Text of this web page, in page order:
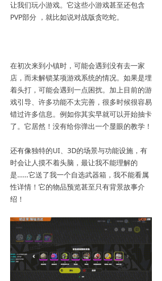
让我们玩小游戏。它这些小游戏甚至还包含
PVP部分 ，就比如说对战版贪吃蛇。
在初次来到小镇时，可能会遇到没有去一家
店，而未解锁某项游戏系统的情况。如果是埋
着头打，可能会遇到一点困扰。加上目前的游
戏引导、许多功能不太完善，很多时候很容易
错过许多信息。例如你其实早就可以开始抽卡
了。它居然！没有给你弹出一个显眼的教学！
还有像独特的UI、3D的场景与功能设施，有
时会让人摸不着头脑，最让我不能理解的
是……它送了我一个自选武器箱，我不能看属
性详情！它的物品预览甚至只有背景故事介
绍！